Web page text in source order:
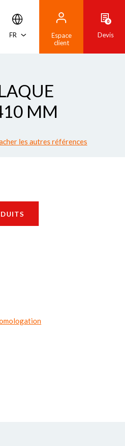
FR
Espace
client
0
Devis
MM
les autres références